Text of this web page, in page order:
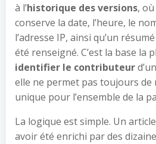
à l’historique des versions,
conserve la date, l’heure, le
l’adresse IP, ainsi qu’un
été renseigné. C’est la base la
identifier le contributeur
elle ne permet pas toujours
unique pour l’ensemble de la
La logique est simple. Un
avoir été enrichi par des